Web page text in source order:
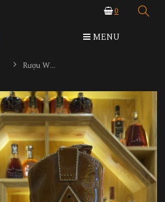
0
MENU
Rượu Whisky Laredo Pass Cowboy Boot